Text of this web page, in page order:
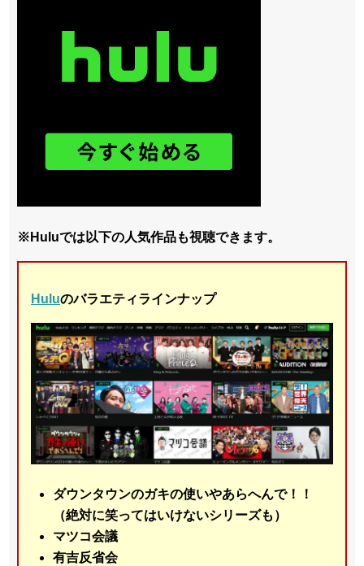
※Huluでは以下の人気作品も視聴できます。
Huluのバラエティラインナップ
ダウンタウンのガキの使いやあらへんで！！
（絶対に笑ってはいけないシリーズも）
マツコ会議
有吉反省会